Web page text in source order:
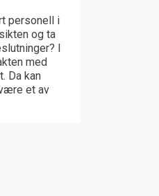
personell i
og ta
I
med
Da kan
et av